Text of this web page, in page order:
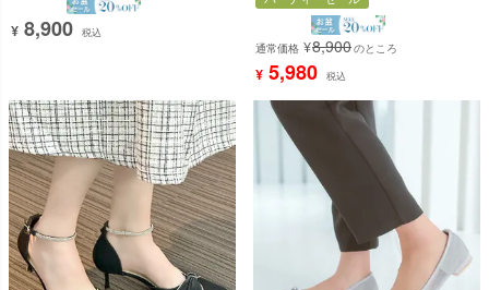
[Retica/レティカ]
¥ 8,900 税込
カ]
通常価格 ¥8,900のところ
¥ 5,980 税込